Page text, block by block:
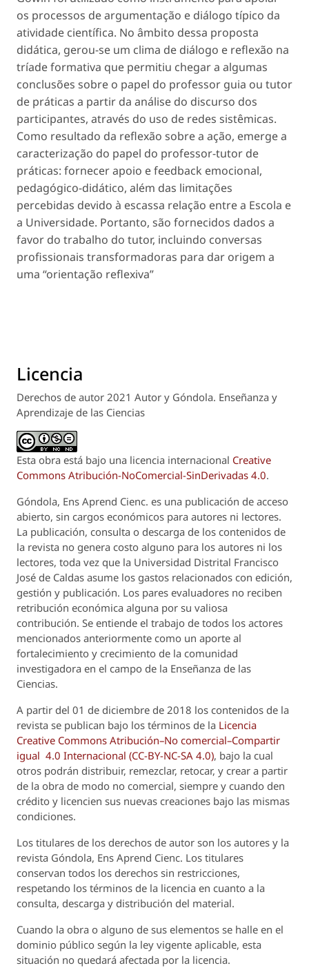
os processos de argumentação e diálogo típico da
atividade científica. No âmbito dessa proposta
didática, gerou-se um clima de diálogo e reflexão na
tríade formativa que permitiu chegar a algumas
conclusões sobre o papel do professor guia ou tutor
de práticas a partir da análise do discurso dos
participantes, através do uso de redes sistêmicas.
Como resultado da reflexão sobre a ação, emerge a
caracterização do papel do professor-tutor de
práticas: fornecer apoio e feedback emocional,
pedagógico-didático, além das limitações
percebidas devido à escassa relação entre a Escola e
a Universidade. Portanto, são fornecidos dados a
favor do trabalho do tutor, incluindo conversas
profissionais transformadoras para dar origem a
uma “orientação reflexiva”
Licencia
Derechos de autor 2021 Autor y Góndola. Enseñanza y
Aprendizaje de las Ciencias
Esta obra está bajo una licencia internacional Creative
Commons Atribución-NoComercial-SinDerivadas 4.0.
Góndola, Ens Aprend Cienc. es una publicación de acceso
abierto, sin cargos económicos para autores ni lectores.
La publicación, consulta o descarga de los contenidos de
la revista no genera costo alguno para los autores ni los
lectores, toda vez que la Universidad Distrital Francisco
José de Caldas asume los gastos relacionados con edición,
gestión y publicación. Los pares evaluadores no reciben
retribución económica alguna por su valiosa
contribución. Se entiende el trabajo de todos los actores
mencionados anteriormente como un aporte al
fortalecimiento y crecimiento de la comunidad
investigadora en el campo de la Enseñanza de las
Ciencias.
A partir del 01 de diciembre de 2018 los contenidos de la
revista se publican bajo los términos de la Licencia
Creative Commons Atribución–No comercial–Compartir
igual 4.0 Internacional (CC-BY-NC-SA 4.0), bajo la cual
otros podrán distribuir, remezclar, retocar, y crear a partir
de la obra de modo no comercial, siempre y cuando den
crédito y licencien sus nuevas creaciones bajo las mismas
condiciones.
Los titulares de los derechos de autor son los autores y la
revista Góndola, Ens Aprend Cienc. Los titulares
conservan todos los derechos sin restricciones,
respetando los términos de la licencia en cuanto a la
consulta, descarga y distribución del material.
Cuando la obra o alguno de sus elementos se halle en el
dominio público según la ley vigente aplicable, esta
situación no quedará afectada por la licencia.